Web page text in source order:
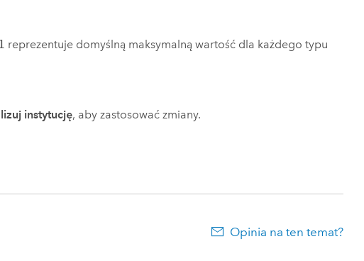
reprezentuje domyślną maksymalną wartość dla każdego typu
instytucję, aby zastosować zmiany.
Opinia na ten temat?